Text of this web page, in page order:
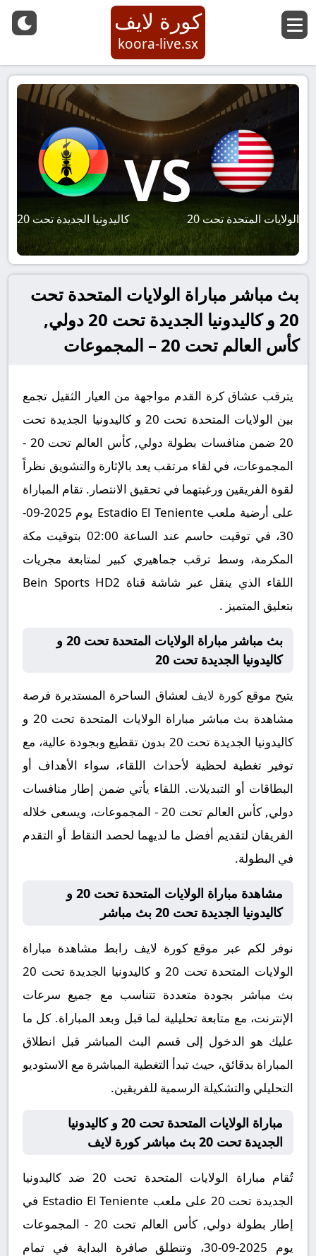
كورة لايف
koora-live.sx
الولايات المتحدة تحت 20
VS
كاليدونيا الجديدة تحت 20
بث مباشر مباراة الولايات المتحدة تحت
20 و كاليدونيا الجديدة تحت 20 دولي,
كأس العالم تحت 20 – المجموعات
يترقب عشاق كرة القدم مواجهة من العيار الثقيل تجمع
بين الولايات المتحدة تحت 20 و كاليدونيا الجديدة تحت
20 ضمن منافسات بطولة دولي, كأس العالم تحت 20 -
المجموعات، في لقاء مرتقب يعد بالإثارة والتشويق نظراً
لقوة الفريقين ورغبتهما في تحقيق الانتصار. تقام المباراة
على أرضية ملعب Estadio El Teniente يوم 2025-09-
30، في توقيت حاسم عند الساعة 02:00 بتوقيت مكة
المكرمة، وسط ترقب جماهيري كبير لمتابعة مجريات
اللقاء الذي ينقل عبر شاشة قناة Bein Sports HD2
بتعليق المتميز .
بث مباشر مباراة الولايات المتحدة تحت 20 و
كاليدونيا الجديدة تحت 20
يتيح موقعكورة لايف لعشاق الساحرة المستديرة فرصة
مشاهدة بث مباشر مباراة الولايات المتحدة تحت 20 و
كاليدونيا الجديدة تحت 20 بدون تقطيع وبجودة عالية، مع
توفير تغطية لحظية لأحداث اللقاء، سواء الأهداف أو
البطاقات أو التبديلات. اللقاء يأتي ضمن إطار منافسات
دولي, كأس العالم تحت 20 - المجموعات، ويسعى خلاله
الفريقان لتقديم أفضل ما لديهما لحصد النقاط أو التقدم
في البطولة.
مشاهدة مباراة الولايات المتحدة تحت 20 و
كاليدونيا الجديدة تحت 20 بث مباشر
نوفر لكم عبر موقع كورة لايف رابط مشاهدة مباراة
الولايات المتحدة تحت 20 و كاليدونيا الجديدة تحت 20
بث مباشر بجودة متعددة تتناسب مع جميع سرعات
الإنترنت، مع متابعة تحليلية لما قبل وبعد المباراة. كل ما
عليك هو الدخول إلى قسم البث المباشر قبل انطلاق
المباراة بدقائق، حيث تبدأ التغطية المباشرة مع الاستوديو
التحليلي والتشكيلة الرسمية للفريقين.
مباراة الولايات المتحدة تحت 20 و كاليدونيا
الجديدة تحت 20 بث مباشر كورة لايف
تُقام مباراة الولايات المتحدة تحت 20 ضد كاليدونيا
الجديدة تحت 20 على ملعب Estadio El Teniente في
إطار بطولة دولي, كأس العالم تحت 20 - المجموعات
يوم 2025-09-30، وتنطلق صافرة البداية في تمام